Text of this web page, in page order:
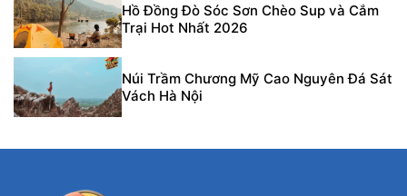
Hồ Đồng Đò Sóc Sơn Chèo Sup và Cắm
Trại Hot Nhất 2026
Núi Trầm Chương Mỹ Cao Nguyên Đá Sát
Vách Hà Nội